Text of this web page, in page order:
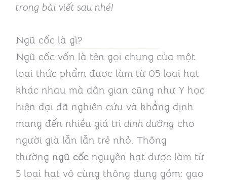
trong bài viết sau nhé!
Ngũ cốc là gì?
Ngũ cốc vốn là tên gọi chung của một
loại thức phẩm được làm từ 05 loại hạt
khác nhau mà dân gian cũng như Y học
hiện đại đã nghiên cứu và khẳng định
mang đến nhiều giá tri dinh dưỡng cho
người già lẫn lẫn trẻ nhỏ. Thông
thường ngũ cốc nguyên hạt được làm từ
5 loại hạt vô cùng thông dụng gồm: gạo